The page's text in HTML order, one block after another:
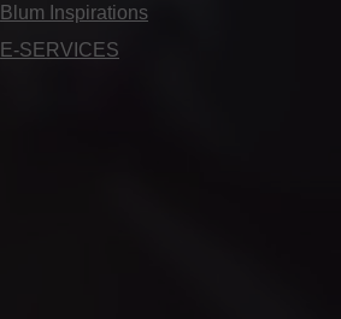
Blum Inspirations
E-SERVICES